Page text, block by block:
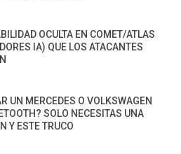
OCULTA EN COMET/ATLAS
IA) QUE LOS ATACANTES
UN MERCEDES O VOLKSWAGEN
SOLO NECESITAS UNA
Y ESTE TRUCO